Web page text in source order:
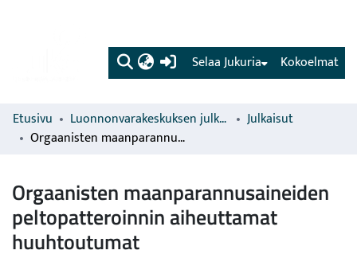
(current) Kokoelmat
Selaa Jukuria
Etusivu Luonnonvarakeskuksen julkaisut
Julkaisut
Orgaanisten maanparannusaineiden peltopatteroinnin aiheuttamat huuhtoutumat
Orgaanisten maanparannusaineiden
peltopatteroinnin aiheuttamat
huuhtoutumat